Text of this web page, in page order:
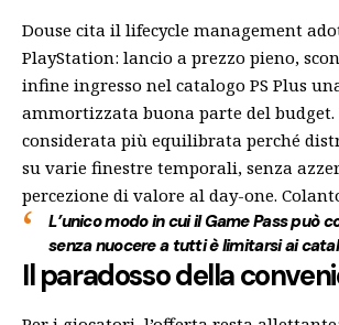
Douse cita il lifecycle management
PlayStation: lancio a prezzo pieno,
infine ingresso nel catalogo PS Plus
ammortizzata buona parte del
considerata più equilibrata perché
su varie finestre temporali, senza
percezione di valore al day-one.
L’unico modo in cui il Game Pass può
senza nuocere a tutti è limitarsi ai
Il paradosso della